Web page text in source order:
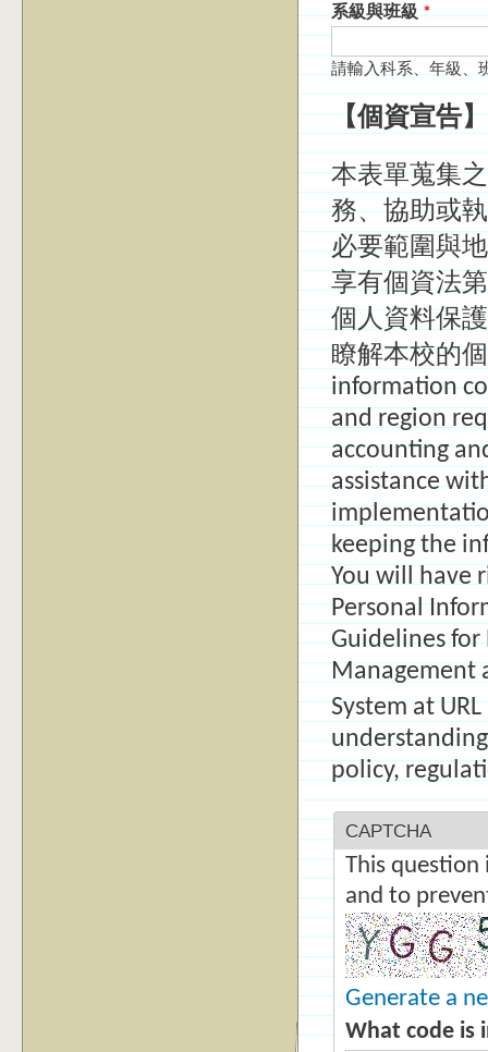
系級與班級*
請輸入科系、年級、
【個資宣告】
本表單蒐集
務、協助或
必要範圍與
享有個資法
個人資料保
瞭解本校的
information
and region
accounting
assistance
keeping the
You will have
Personal
Guidelines
Management
System at
policy,
CAPTCHA
This
and to
Generate a
What code is